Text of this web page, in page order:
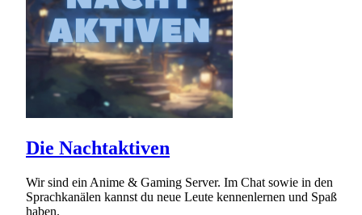
Die Nachtaktiven
Wir sind ein Anime & Gaming Server. Im Chat sowie in den
Sprachkanälen kannst du neue Leute kennenlernen und Spaß
haben.